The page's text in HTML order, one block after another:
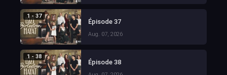
1 - 37
Épisode 37
Aug. 07, 2026
1 - 38
Épisode 38